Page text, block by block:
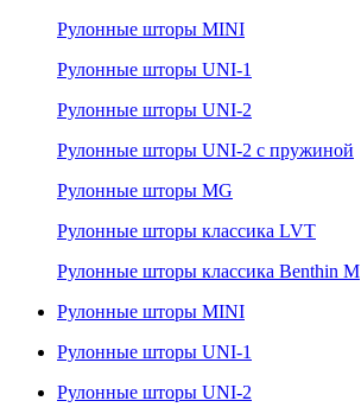
Рулонные шторы MINI
Рулонные шторы UNI-1
Рулонные шторы UNI-2
Рулонные шторы UNI-2 с пружиной
Рулонные шторы MG
Рулонные шторы классика LVT
Рулонные шторы классика Benthin M
Рулонные шторы MINI
Рулонные шторы UNI-1
Рулонные шторы UNI-2